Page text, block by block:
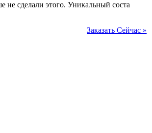
сделали этого. Уникальный соста
Заказать Сейчас »